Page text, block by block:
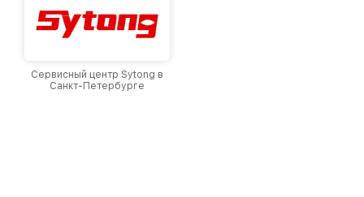
Сервисный центр Sytong в
Санкт-Петербурге